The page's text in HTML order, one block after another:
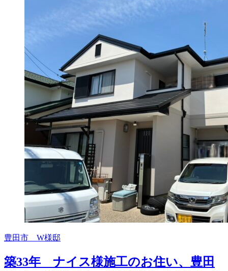
豊田市 W様邸
築33年 ナイス様施工のお住い、豊田